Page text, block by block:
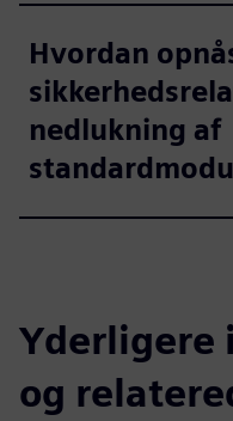
Hvordan
nedlukning af
Yderligere
og